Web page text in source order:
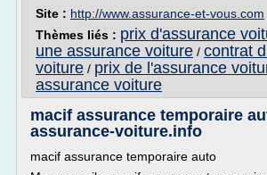
Site : http://www.assurance-et-vous.com
Thèmes liés : prix d'assurance
une assurance voiture / contrat
voiture / prix de l'assurance
assurance voiture
macif assurance temporaire
assurance-voiture.info
macif assurance temporaire auto